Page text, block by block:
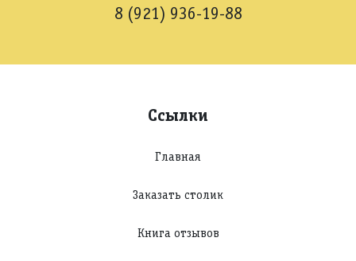
8 (921) 936-19-88
Ссылки
Главная
Заказать столик
Книга отзывов